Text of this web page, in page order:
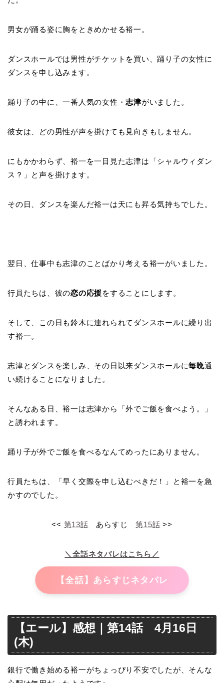
男女が踊る姿に胸をときめかせる裕一。
ダンスホールでは男性がチケットを買い、踊り子の女性に
ダンスを申し込みます。
踊り子の中に、一番人気の女性・志津がいました。
彼女は、どの男性が声を掛けても見向きもしません。
にもかかわらず、裕一を一目見た志津は「シャルウィダン
ス？」と声を掛けます。
その日、ダンスを楽んだ裕一は天にも昇る気持ちでした。
翌日、仕事中も志津のことばかり考える裕一がいました。
行員たちは、彼の恋の応援をすることにします。
そして、この日も鈴木に連れられてダンスホールに繰り出
す裕一。
志津とダンスを楽しみ、その日以来ダンスホールに毎晩通
い続けることになりました。
そんなある日、裕一は志津から「外でご飯を食べよう。」
と誘われます。
踊り子が外でご飯を食べるなんてめったにありません。
行員たちは、「早く交際を申し込むべきだ！」と裕一を急
かすのでした。
<< 第13話 あらすじ第15話 >>
＼全話ネタバレはこちら／
【全話】あらすじネタバレ
【エール】感想｜第14話 4月16日
(木)
銀行で働き始める裕一がちょっぴり不安でしたが、そんな